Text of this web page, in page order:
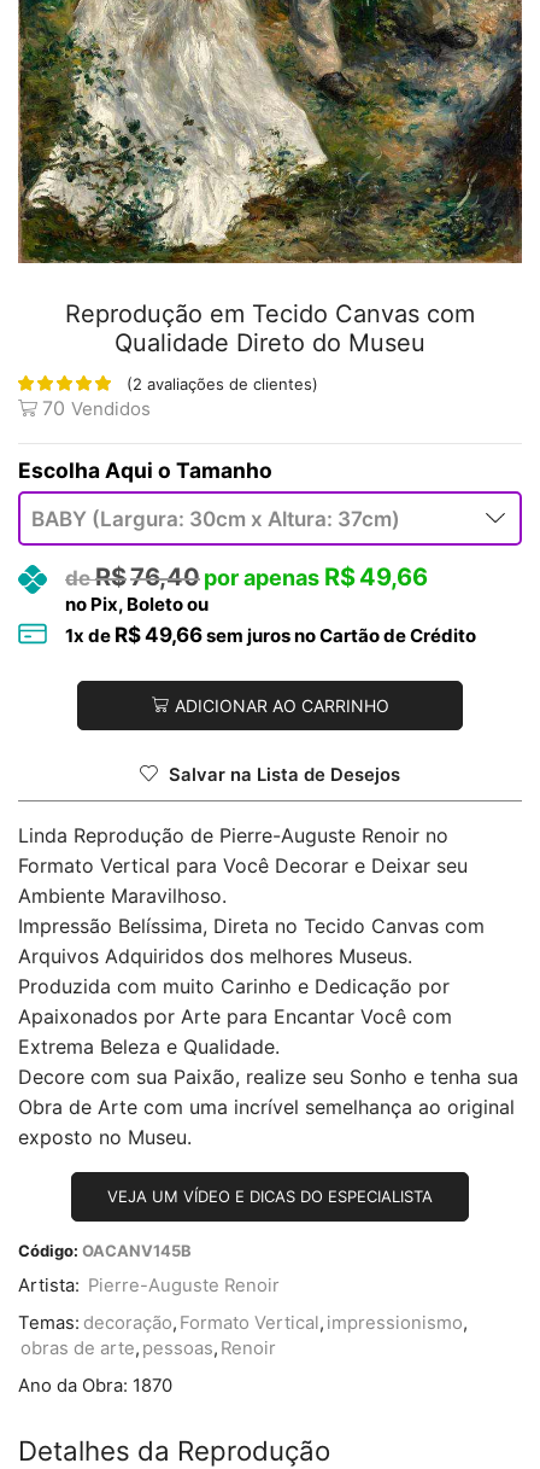
Reprodução em Tecido Canvas com
Qualidade Direto do Museu
(2 avaliações de clientes)
70 Vendidos
Tamanho
R$76,40 R$49,66
no Pix, Boleto ou
1x de R$49,66sem juros no Cartão de Crédito
ADICIONAR AO CARRINHO
Salvar na Lista de Desejos
Linda Reprodução de Pierre-Auguste Renoir no
Formato Vertical para Você Decorar e Deixar seu
Ambiente Maravilhoso.
Impressão Belíssima, Direta no Tecido Canvas com
Arquivos Adquiridos dos melhores Museus.
Produzida com muito Carinho e Dedicação por
Apaixonados por Arte para Encantar Você com
Extrema Beleza e Qualidade.
Decore com sua Paixão, realize seu Sonho e tenha sua
Obra de Arte com uma incrível semelhança ao original
exposto no Museu.
VEJA UM VÍDEO E DICAS DO ESPECIALISTA
Código: OACANV145B
Artista: Pierre-Auguste Renoir
Temas: decoração, Formato Vertical , impressionismo,
obras de arte, pessoas, Renoir
Ano da Obra: 1870
Detalhes da Reprodução